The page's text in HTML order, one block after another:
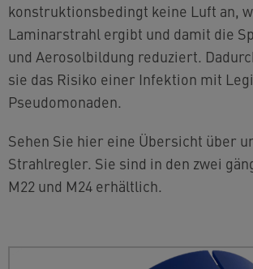
konstruktionsbedingt keine Luft an,
Laminarstrahl ergibt und damit die
und Aerosolbildung reduziert.
sie das Risiko einer Infektion mit
Pseudomonaden.
Sehen Sie hier eine Übersicht über
Strahlregler. Sie sind in den zwei
M22 und M24 erhältlich.